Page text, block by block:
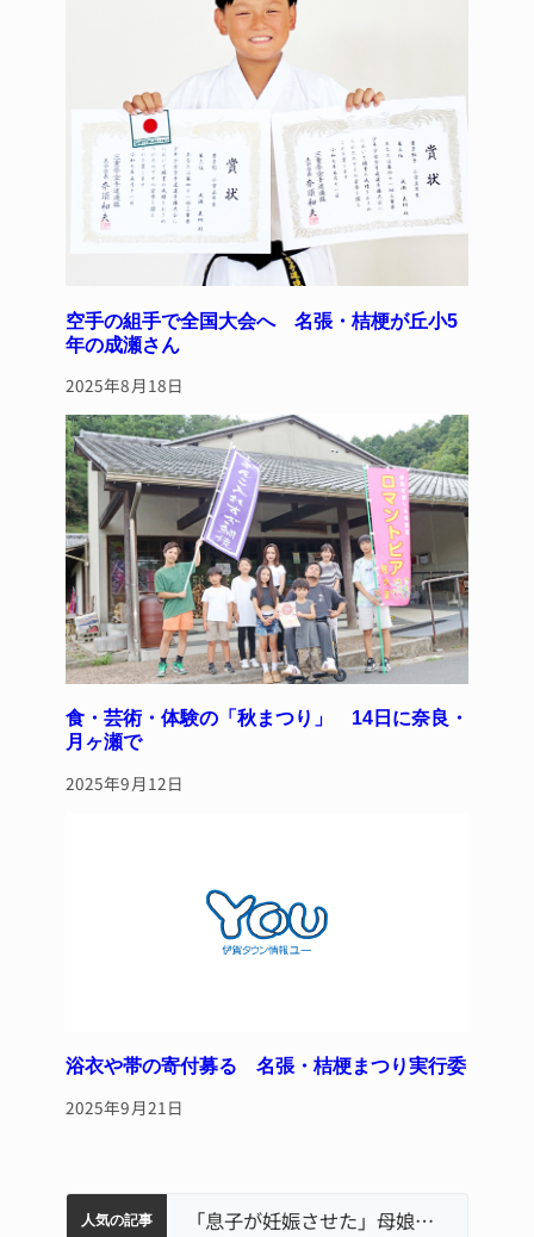
k
空手の組手で全国大会へ 名張・桔梗が丘小5
年の成瀬さん
2025年8月18日
食・芸術・体験の「秋まつり」 14日に奈良・
月ヶ瀬で
2025年9月12日
浴衣や帯の寄付募る 名張・桔梗まつり実行委
2025年9月21日
人気の記事
名張市水道料金47％値上げへ 答申案、審議会で大筋まとまる名張市立病院のDMAT、熊本地震の被災地へ 能登以来3回目の派遣
特産「白鳳梨」の出荷最盛期 直売所にぎわう 伊賀
伊賀市の初代市長・今岡睦之さん死去 87歳 「息子が妊娠させた」母娘だまされ400万円詐欺被害 名張